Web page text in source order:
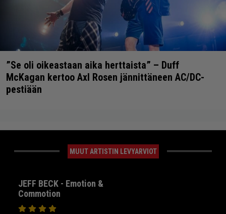
”Se oli oikeastaan aika herttaista” – Duff
McKagan kertoo Axl Rosen jännittäneen AC/DC-
pestiään
MUUT ARTISTIN LEVYARVIOT
JEFF BECK - Emotion &
Commotion